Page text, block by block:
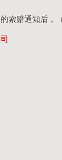
索赔通知后，